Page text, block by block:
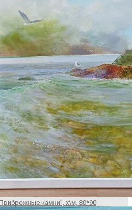
камни", х\м, 80*90